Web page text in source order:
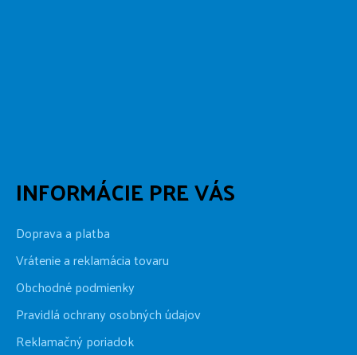
INFORMÁCIE PRE VÁS
Doprava a platba
Vrátenie a reklamácia tovaru
Obchodné podmienky
Pravidlá ochrany osobných údajov
Reklamačný poriadok